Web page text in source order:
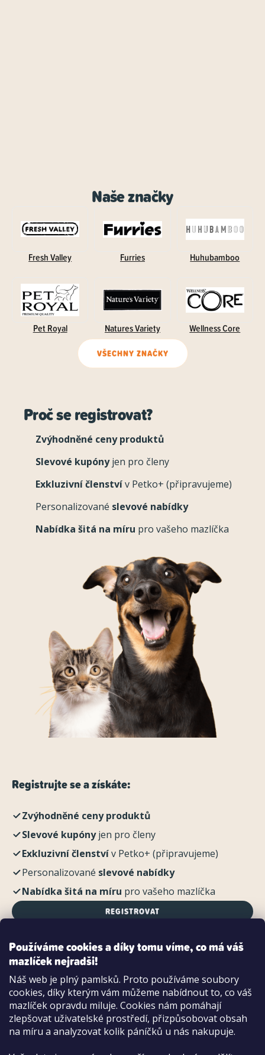
Používáme cookies a díky tomu víme, co má váš
mazlíček nejradši!
Náš web je plný pamlsků. Proto používáme soubory
cookies, díky kterým vám můžeme nabídnout to, co váš
mazlíček opravdu miluje. Cookies nám pomáhají
zlepšovat uživatelské prostředí, přizpůsobovat obsah
na míru a analyzovat kolik páníčků u nás nakupuje.
Naše značky
Fresh Valley Furries Huhubamboo
Pet Royal Natures Variety Wellness Core
VŠECHNY ZNAČKY
Proč se registrovat?
Zvýhodněné ceny produktů
Slevové kupónyjen pro členy
Exkluzivní členstvív Petko+ (připravujeme)
Personalizované slevové nabídky
Nabídka šitá na míru pro vašeho mazlíčka
Registrujte se a získáte:
Zvýhodněné ceny produktů
Slevové kupónyjen pro členy
Exkluzivní členstvív Petko+ (připravujeme)
Personalizované slevové nabídky
Nabídka šitá na míru pro vašeho mazlíčka
REGISTROVAT
Možnosti platby:
Dobírkou
Hotově i kartou na pobočce